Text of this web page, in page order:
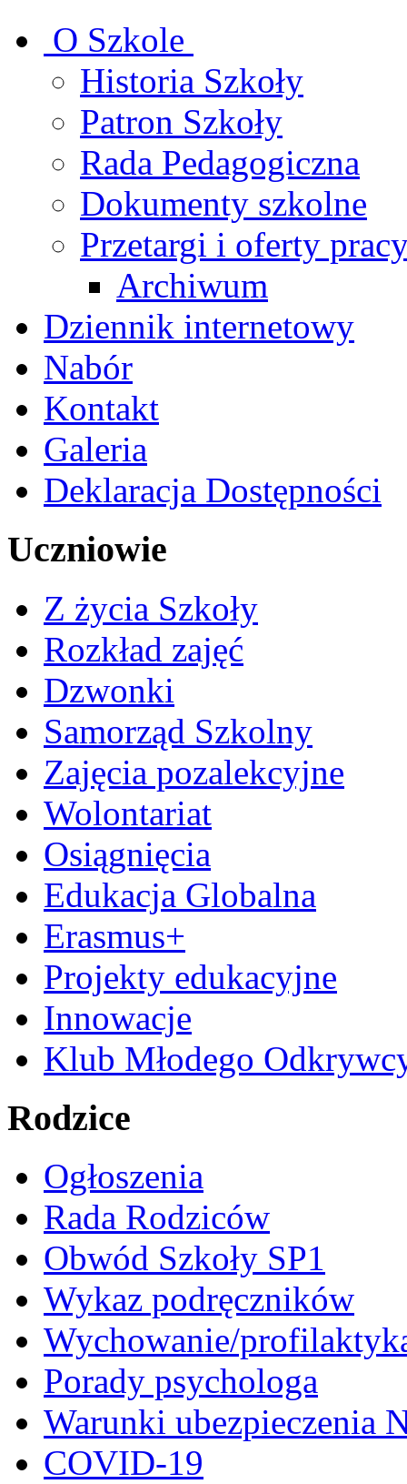
O Szkole
Historia Szkoły
Patron Szkoły
Rada Pedagogiczna
Dokumenty szkolne
Przetargi i oferty
Archiwum
Dziennik internetowy
Nabór
Kontakt
Galeria
Deklaracja Dostępności
Uczniowie
Z życia Szkoły
Rozkład zajęć
Dzwonki
Samorząd Szkolny
Zajęcia pozalekcyjne
Wolontariat
Osiągnięcia
Edukacja Globalna
Erasmus+
Projekty edukacyjne
Innowacje
Klub Młodego
Rodzice
Ogłoszenia
Rada Rodziców
Obwód Szkoły SP1
Wykaz podręczników
Wychowanie/
Porady psychologa
Warunki ubezpieczenia
COVID-19